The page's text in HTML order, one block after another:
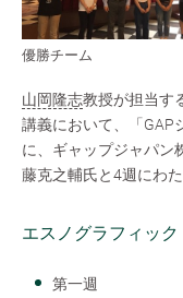
優勝チーム
山岡隆志教授が担当す
講義において、「GAP
に、ギャップジャパ
藤克之輔氏と4週にわ
エスノグラフィッ
第一週